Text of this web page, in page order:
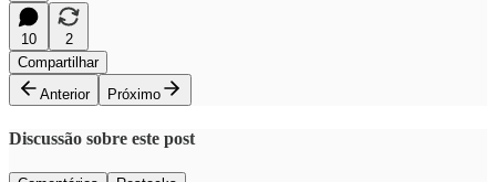
10
2
Compartilhar
Anterior
Próximo
Discussão sobre este post